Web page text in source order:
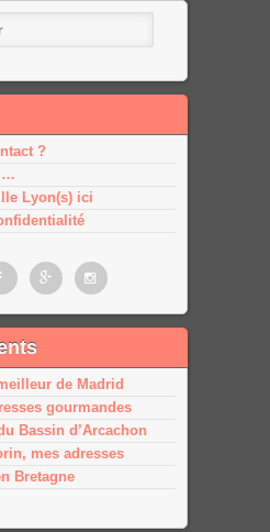
?
Lyon(s) ici
Google
plus
Google
de Madrid
gourmandes
Bassin d’Arcachon
mes adresses
Bretagne